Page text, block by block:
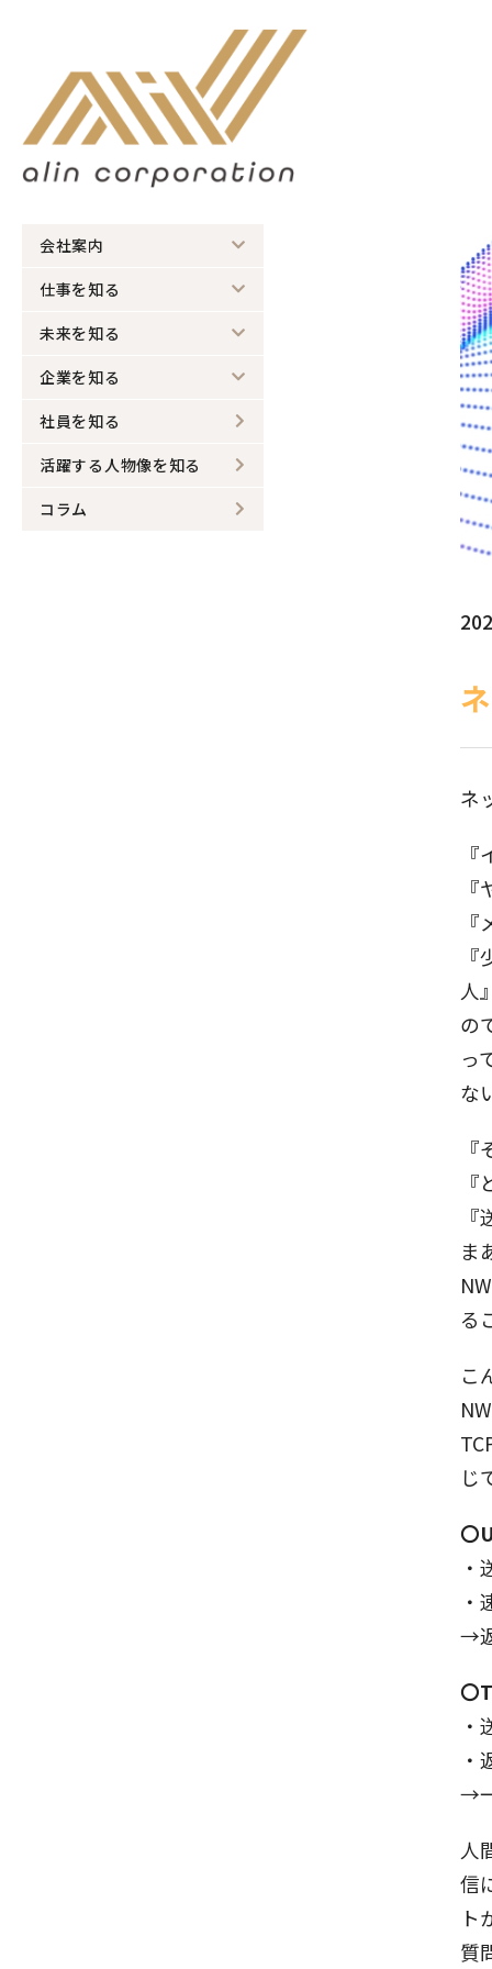
会社案内
仕事を知る
未来を知る
企業を知る
社員を知る
活躍する人物像を知る
コラム
ネ
人
の
っ
な
ま
る
こ
じ
〇
→
〇
→
人
信
ト
質